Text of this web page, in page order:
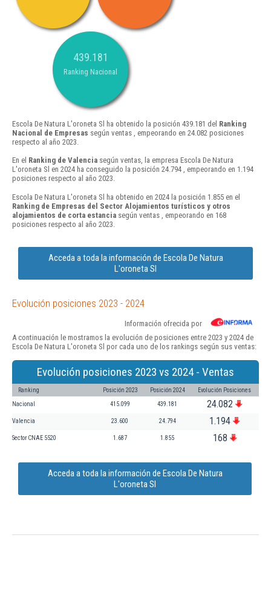
439.181
Ranking Nacional
Escola De Natura L'oroneta Sl ha obtenido la posición 439.181 del Ranking
Nacional de Empresas según ventas , empeorando en 24.082 posiciones
respecto al año 2023.
En el Ranking de Valencia según ventas, la empresa Escola De Natura
L'oroneta Sl en 2024 ha conseguido la posición 24.794 , empeorando en 1.194
posiciones respecto al año 2023.
Escola De Natura L'oroneta Sl ha obtenido en 2024 la posición 1.855 en el
Ranking de Empresas del Sector Alojamientos turísticos y otros
alojamientos de corta estancia según ventas , empeorando en 168
posiciones respecto al año 2023.
Acceda a toda la información de Escola De Natura
L'oroneta Sl
Evolución posiciones 2023 - 2024
Información ofrecida por
A continuación le mostramos la evolución de posiciones entre 2023 y 2024 de
Escola De Natura L'oroneta Sl por cada uno de los rankings según sus ventas:
Evolución posiciones 2023 vs 2024 - Ventas
Ranking Posición 2023 Posición 2024 Evolución Posiciones
Nacional 415.099 439.181 24.082
Valencia 23.600 24.794 1.194
Sector CNAE 5520 1.687 1.855 168
Acceda a toda la información de Escola De Natura
L'oroneta Sl